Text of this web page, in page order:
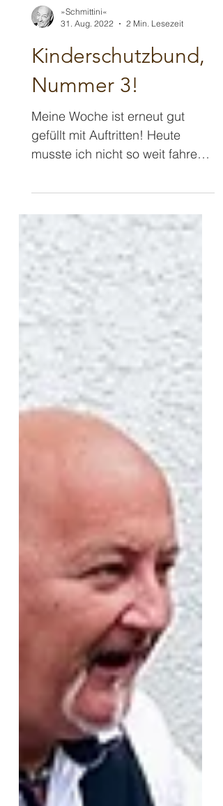
31. Aug. 2022
2 Min. Lesezeit
Kinderschutzbund,
Nummer 3!
Meine Woche ist erneut gut
gefüllt mit Auftritten! Heute
und mich auch sonst nicht auf
neues Terrain...